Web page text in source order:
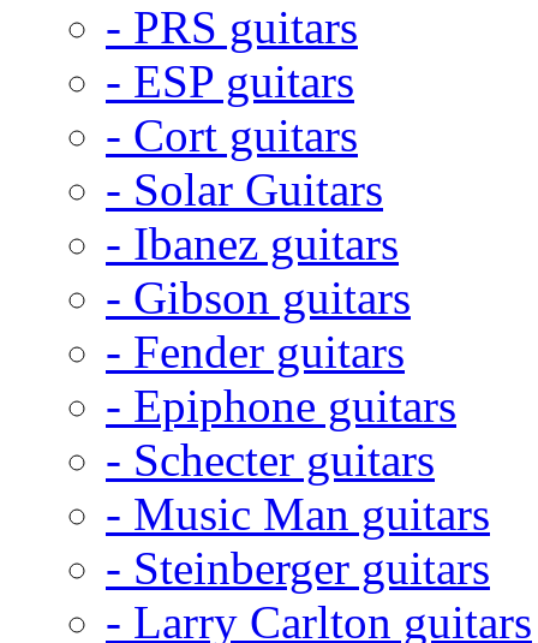
- PRS guitars
- ESP guitars
- Cort guitars
- Solar Guitars
- Ibanez guitars
- Gibson guitars
- Fender guitars
- Epiphone guitars
- Schecter guitars
- Music Man guitars
- Steinberger guitars
- Larry Carlton guitars